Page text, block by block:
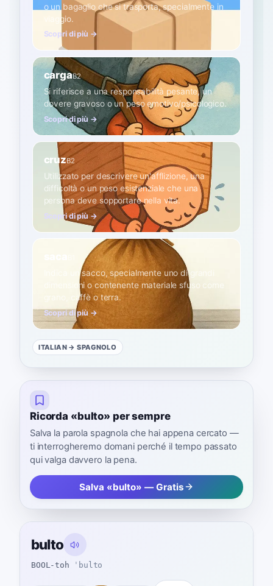
o un bagaglio che si trasporta, specialmente in
viaggio.
Scopri di più →
cargaB2
Si riferisce a una responsabilità pesante, un
dovere gravoso o un peso emotivo/psicologico.
Scopri di più →
cruzB2
Utilizzato per descrivere un'afflizione, una
difficoltà o un peso esistenziale che una
persona deve sopportare nella vita.
Scopri di più →
Indica un sacco, specialmente uno di grandi
dimensioni o contenente materiale sfuso come
grano, caffè o terra.
Scopri di più →
ITALIAN → SPAGNOLO
Ricorda «bulto» per sempre
Salva la parola spagnola che hai appena cercato —
ti interrogheremo domani perché il tempo passato
qui valga davvero la pena.
Salva «bulto» — Gratis
bulto
BOOL-toh ˈbulto